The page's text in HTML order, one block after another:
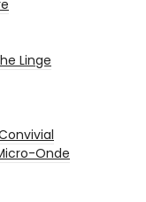
Linge
Onde